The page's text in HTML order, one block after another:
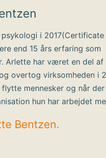
i 2017(Certificate
end 15 års erfaring som
Arlette har været en del af
overtog virksomheden i
mennesker og når der
hun har arbejdet
Bentzen.